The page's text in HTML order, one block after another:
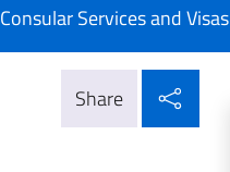
Consular Services and Visas
Share